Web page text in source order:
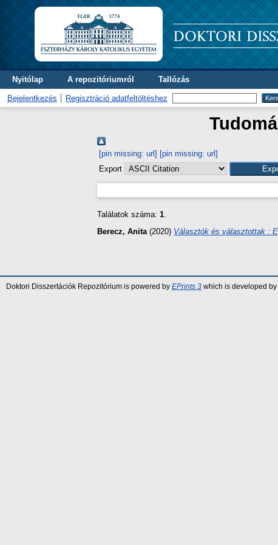
Nyitólap A repozitóriumról Tallózás
Bejelentkezés Regisztráció adatfeltöltéshez
[pin missing: url] [pin missing: url]
Export
Találatok száma: 1.
Berecz, Anita (2020) Választók és választottak :
Doktori Disszertációk Repozitórium is powered by EPrints 3 which is developed by